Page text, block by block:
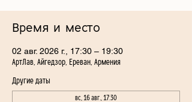
Время и место
02 авг. 2026 г., 17:30 – 19:30
АртЛав, Айгедзор, Ереван, Армения
Другие даты
вс, 16 авг., 17:30